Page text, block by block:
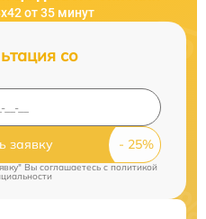
от 35 минут
со
заявку
Вы соглашаетесь cполитикой